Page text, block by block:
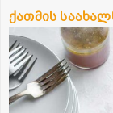
ქათმის